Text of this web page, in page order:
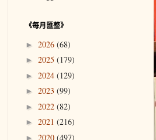
《每月匯整》
► 2026 (68)
► 2025 (179)
► 2024 (129)
► 2023 (99)
► 2022 (82)
► 2021 (216)
► 2020 (497)